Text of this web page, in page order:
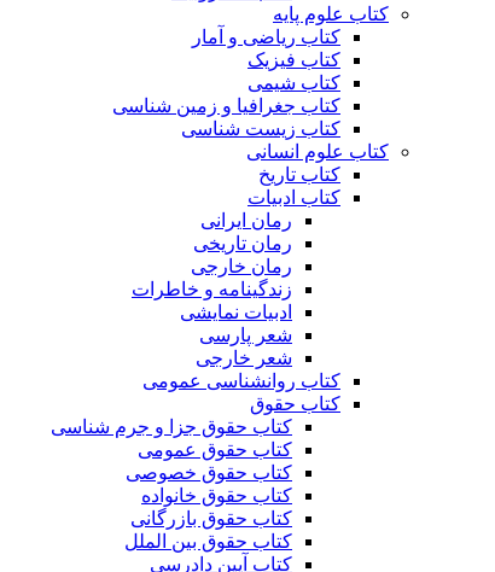
کتاب علوم پایه
کتاب ریاضی و آمار
کتاب فیزیک
کتاب شیمی
کتاب جغرافیا و زمین شناسی
کتاب زیست شناسی
کتاب علوم انسانی
کتاب تاریخ
کتاب ادبیات
رمان ایرانی
رمان تاریخی
رمان خارجی
زندگینامه و خاطرات
ادبیات نمایشی
شعر پارسی
شعر خارجی
کتاب روانشناسی عمومی
کتاب حقوق
کتاب حقوق جزا و جرم شناسی
کتاب حقوق عمومی
کتاب حقوق خصوصی
کتاب حقوق خانواده
کتاب حقوق بازرگانی
کتاب حقوق بین الملل
کتاب آیین دادرسی